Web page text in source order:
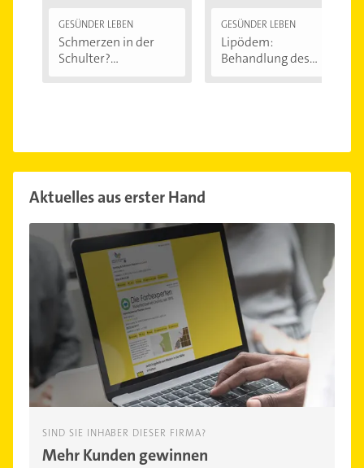
GESÜNDER LEBEN
Schmerzen in der
Schulter?
GESÜNDER LEBEN
Lipödem:
Behandlung des
Aktuelles aus erster Hand
SIND SIE INHABER DIESER FIRMA?
Mehr Kunden gewinnen